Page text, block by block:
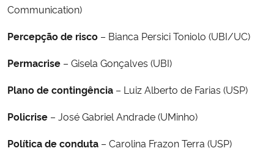
Communication)
Percepção de risco – Bianca Persici Toniolo (UBI/UC)
Permacrise – Gisela Gonçalves (UBI)
Plano de contingência – Luiz Alberto de Farias (USP)
Policrise – José Gabriel Andrade (UMinho)
Política de conduta – Carolina Frazon Terra (USP)